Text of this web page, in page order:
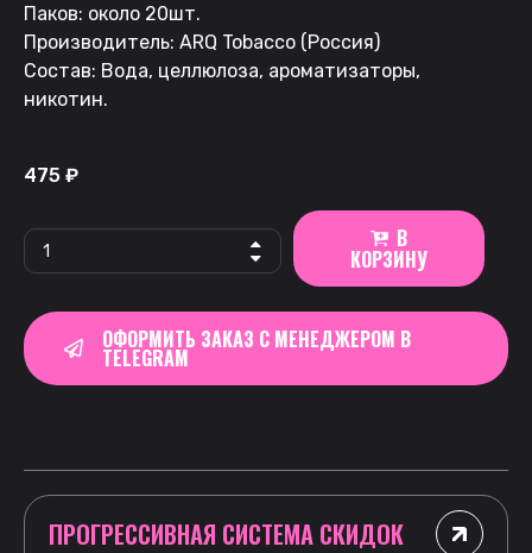
Паков: около 20шт.
Производитель: ARQ Tobacco (Россия)
Состав: Вода, целлюлоза, ароматизаторы,
никотин.
475 ₽
В
КОРЗИНУ
ОФОРМИТЬ ЗАКАЗ С МЕНЕДЖЕРОМ В
TELEGRAM
ПРОГРЕССИВНАЯ СИСТЕМА СКИДОК